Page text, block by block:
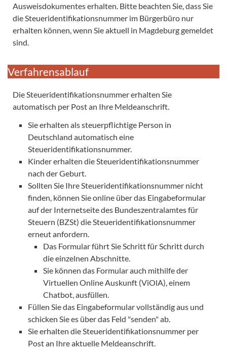
Ausweisdokumentes erhalten. Bitte beachten Sie, dass Sie
die Steueridentifikationsnummer im Bürgerbüro nur
erhalten können, wenn Sie aktuell in Magdeburg gemeldet
sind.
Verfahrensablauf
Die Steueridentifikationsnummer erhalten Sie
automatisch per Post an Ihre Meldeanschrift.
Sie erhalten als steuerpflichtige Person in
Deutschland automatisch eine
Steueridentifikationsnummer.
Kinder erhalten die Steueridentifikationsnummer
nach der Geburt.
Sollten Sie Ihre Steueridentifikationsnummer nicht
finden, können Sie online über das Eingabeformular
auf der Internetseite des Bundeszentralamtes für
Steuern (BZSt) die Steueridentifikationsnummer
erneut anfordern.
Das Formular führt Sie Schritt für Schritt durch
die einzelnen Abschnitte.
Sie können das Formular auch mithilfe der
Virtuellen Online Auskunft (ViOlA), einem
Chatbot, ausfüllen.
Füllen Sie das Eingabeformular vollständig aus und
schicken Sie es über das Feld "senden" ab.
Sie erhalten die Steueridentifikationsnummer per
Post an Ihre aktuelle Meldeanschrift.